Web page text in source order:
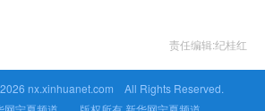
责任编辑:纪桂红
2026 nx.xinhuanet.com All Rights Reserved.